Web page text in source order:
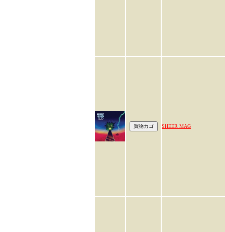
SHEER MAG